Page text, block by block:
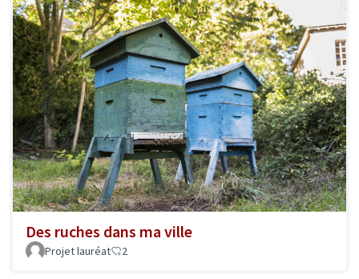
Des ruches dans ma ville
Projet lauréat 2